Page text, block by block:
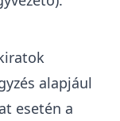
alapjául
esetén a